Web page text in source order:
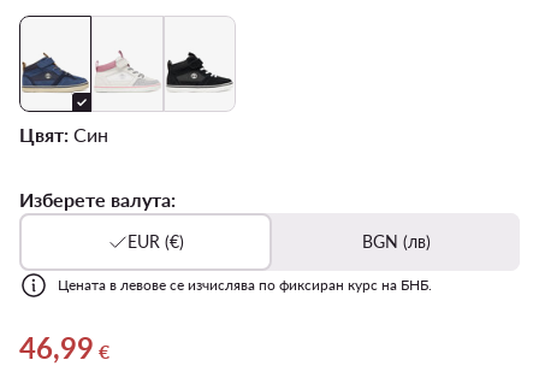
Цвят: Син
Изберете валута:
EUR (€) BGN (лв)
Цената в левове се изчислява по фиксиран курс на БНБ.
Актуална цена 46,99 €
46,99 €